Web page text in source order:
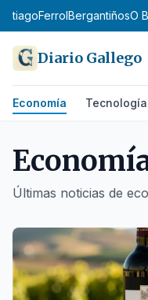
FerrolBergantiñosO
Diario Gallego
Economía Tecnología
Últimas noticias de